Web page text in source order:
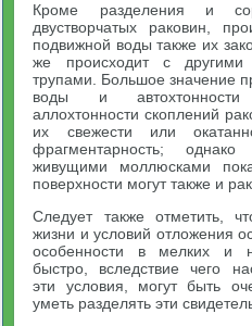
Кроме разделения и
двустворчатых раковин,
подвижной воды также их
же происходит с другими
трупами. Большое значение
воды и автохтонности
аллохтонности скоплений
их свежести или
фрагментарность;
живущими моллюсками
поверхности могут также и
Следует также отметить,
жизни и условий отложения
особенности в мелких и
быстро, вследствие чего
эти условия, могут быть
уметь разделять эти